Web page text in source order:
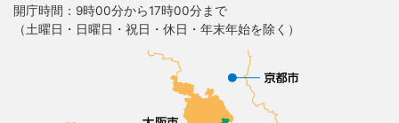
開庁時間：9時00分から17時00分まで
（土曜日・日曜日・祝日・休日・年末年始を除く）